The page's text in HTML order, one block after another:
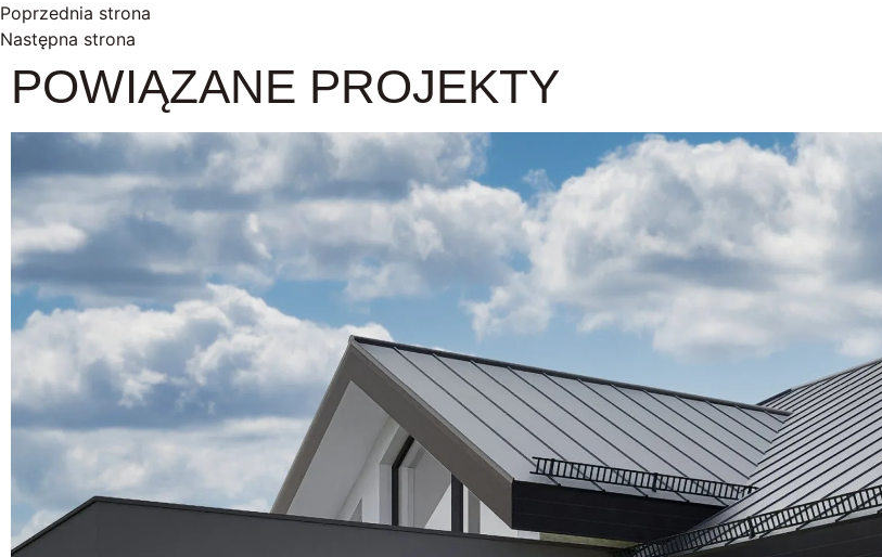
Poprzednia strona
Następna strona
POWIĄZANE PROJEKTY